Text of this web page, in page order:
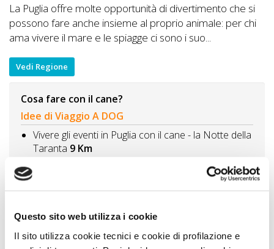
Questo sito web utilizza i cookie
Il sito utilizza cookie tecnici e cookie di profilazione e
La Puglia offre molte opportunità di divertimento che si
possono fare anche insieme al proprio animale: per chi
ama vivere il mare e le spiagge ci sono i suo...
Vedi Regione
Cosa fare con il cane?
Idee di Viaggio A DOG
Vivere gli eventi in Puglia con il cane - la Notte della
Taranta 9 Km
San Foca con il cane: fra spiaggie, torri e musei11
Visitare Lecce con il cane: la patria del Barocco
Km